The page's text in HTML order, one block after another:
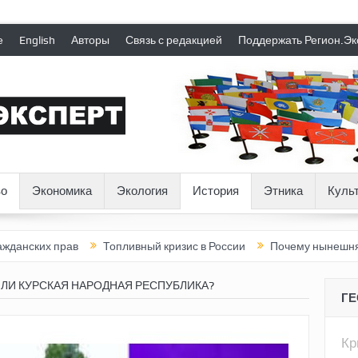
English Авторы Связь с редакцией Поддержать
Экономика Экология История Этника
Топливный кризис в России Почему нынешняя Россия
КУРСКАЯ НАРОДНАЯ РЕСПУБЛИКА?